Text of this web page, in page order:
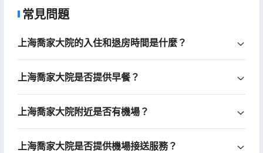
常見問題
上海喬家大院的入住和退房時間是什麼？
上海喬家大院是否提供早餐？
上海喬家大院附近是否有機場？
上海喬家大院是否提供機場接送服務？